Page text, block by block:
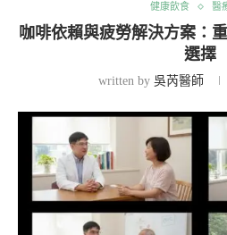
健康飲食 醫
咖啡依賴與疲勞解決方案：
選擇
written by 吳芮醫師